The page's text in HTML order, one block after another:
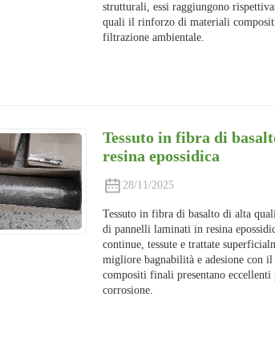
strutturali, essi raggiungono
quali il rinforzo di materiali
filtrazione ambientale.
Tessuto in fibra di
resina epossidica
28/11/2025
Tessuto in fibra di basalto di alta
di pannelli laminati in resina
continue, tessute e trattate
migliore bagnabilità e adesione con
compositi finali presentano eccellenti
corrosione.